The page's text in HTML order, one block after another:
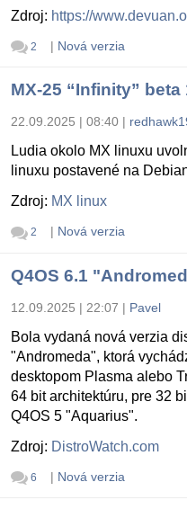
Zdroj: https://
2 | Nová verzia
MX-25 “Infinity” beta
22.09.2025 | 08:40 |
Ludia okolo MX linuxu
linuxu postavené na
Zdroj: MX linux
2 | Nová verzia
Q4OS 6.1
12.09.2025 | 22:07 | Pavel
Bola vydaná nová verzia
"Andromeda", ktorá
desktopom Plasma alebo
64 bit architektúru, pre 32
Q4OS 5 "Aquarius".
Zdroj: DistroWatch.com
6 | Nová verzia